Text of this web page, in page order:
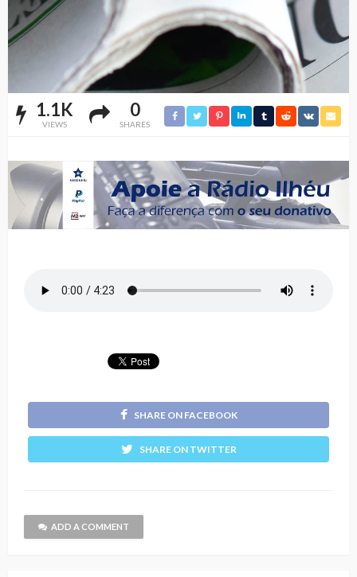
1.1K
VIEWS
0
SHARES
SHARE ON FACEBOOK
SHARE ON TWITTER
ADD A COMMENT